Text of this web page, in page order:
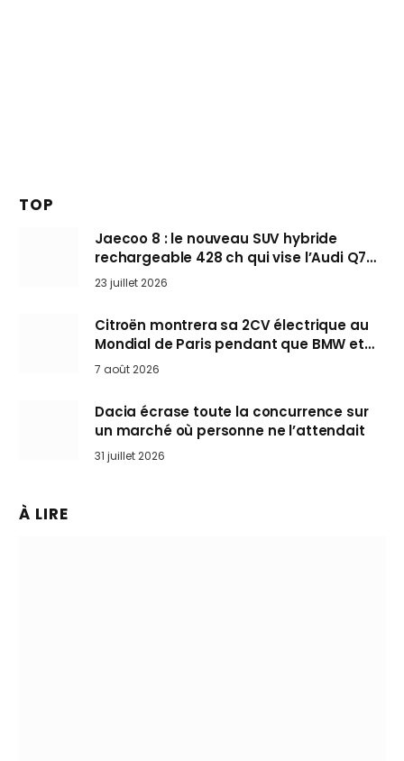
TOP
Jaecoo 8 : le nouveau SUV hybride
rechargeable 428 ch qui vise l’Audi Q7
arrive en Europe cet automne
23 juillet 2026
Citroën montrera sa 2CV électrique au
Mondial de Paris pendant que BMW et
Mini désertent le salon
7 août 2026
Dacia écrase toute la concurrence sur
un marché où personne ne l’attendait
31 juillet 2026
À LIRE